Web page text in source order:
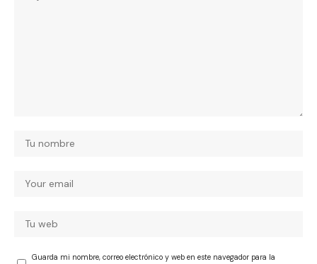
Guarda mi nombre, correo electrónico y web en este navegador para la